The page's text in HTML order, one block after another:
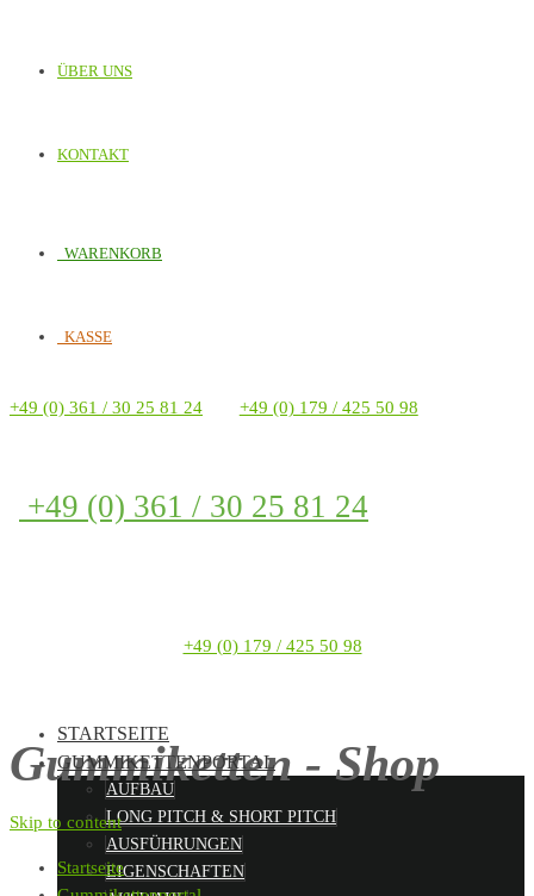
ÜBER UNS
KONTAKT
WARENKORB
KASSE
+49 (0) 361 / 30 25 81 24 +49 (0) 179 / 425 50 98
+49 (0) 361 / 30 25 81 24
+49 (0) 179 / 425 50 98
Gummiketten - Shop
STARTSEITE
GUMMIKETTENPORTAL
AUFBAU
LONG PITCH & SHORT PITCH
AUSFÜHRUNGEN
EIGENSCHAFTEN
Skip to content
Startseite